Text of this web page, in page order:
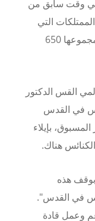
في وقت سابق من
التي
تملكها الكنائس في المدينة، والتي يبلغ مجموعها 650
القس الدكتور
في القدس
بإيلاء
الكنائس هناك.
هذه
في القدس".
وعمل قادة